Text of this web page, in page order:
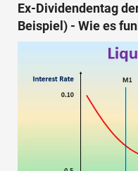
Ex-Dividendentag
Beispiel) - Wie es